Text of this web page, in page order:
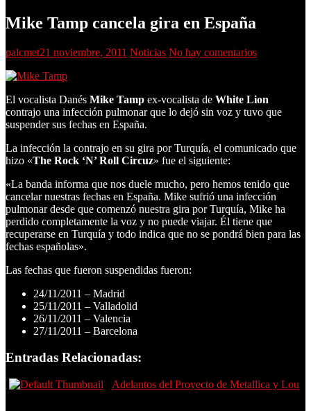
Mike Tamp cancela gira en España
palcmet21 noviembre, 2011 Noticias No hay comentarios
El vocalista Danés Mike Tamp ex-vocalista de White Lion
contrajo una infección pulmonar que lo dejó sin voz y tuvo que
suspender sus fechas en España.
La infección la contrajo en su gira por Turquía, el comunicado que
hizo «The Rock ‘N’ Roll Circuz» fue el siguiente:
«La banda informa que nos duele mucho, pero hemos tenido que
cancelar nuestras fechas en España. Mike sufrió una infección
pulmonar desde que comenzó nuestra gira por Turquía, Mike ha
perdido completamente la voz y no puede viajar. Él tiene que
recuperarse en Turquía y todo indica que no se pondrá bien para las
fechas españolas».
Las fechas que fueron suspendidas fueron:
24/11/2011 – Madrid
25/11/2011 – Valladolid
26/11/2011 – Valencia
27/11/2011 – Barcelona
Entradas Relacionadas:
Adelantos del Proyecto de Metallica y Lou